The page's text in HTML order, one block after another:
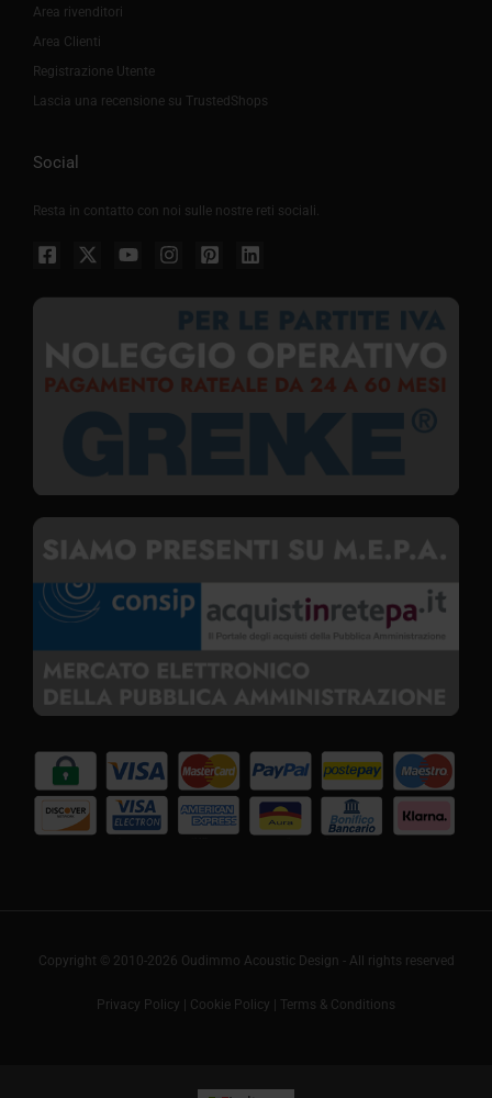
Area rivenditori
Area Clienti
Registrazione Utente
Lascia una recensione su TrustedShops
Social
Resta in contatto con noi sulle nostre reti sociali.
Copyright © 2010-2026 Oudimmo Acoustic Design - All rights reserved
Privacy Policy | Cookie Policy | Terms & Conditions